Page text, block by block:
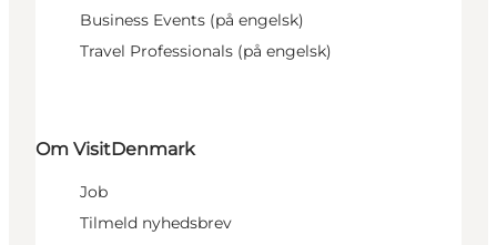
Business Events (på engelsk)
Travel Professionals (på engelsk)
Om VisitDenmark
Job
Tilmeld nyhedsbrev